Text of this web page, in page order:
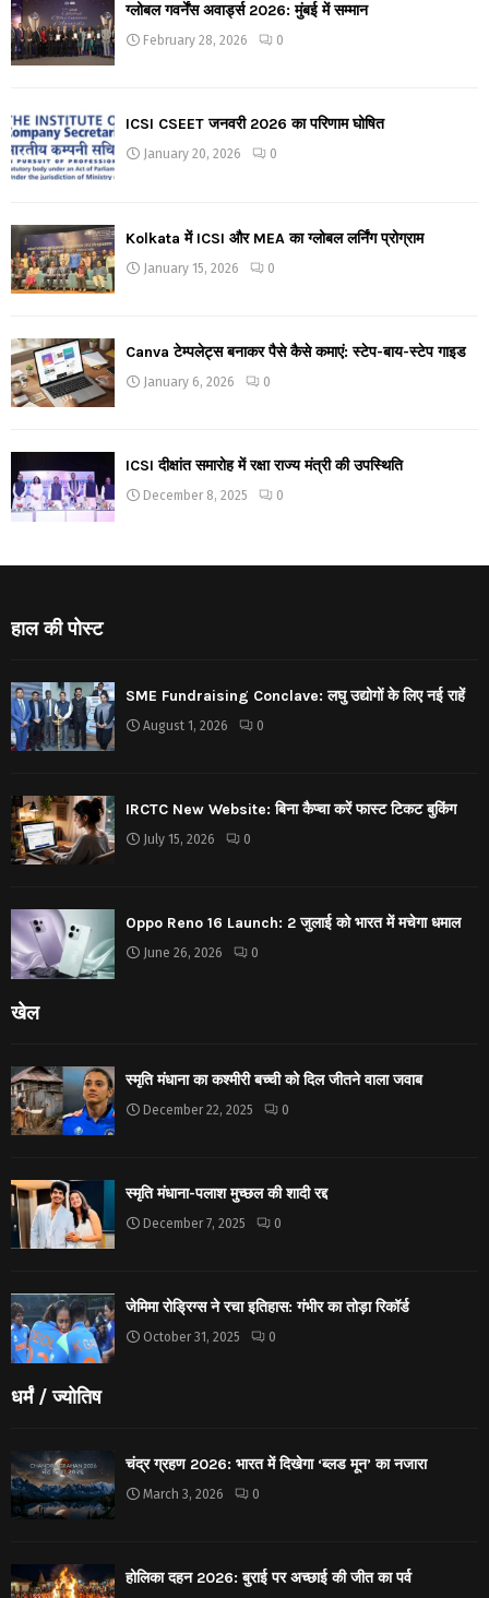
ग्लोबल गवर्नेंस अवार्ड्स 2026: मुंबई में सम्मान
February 28, 2026 0
ICSI CSEET जनवरी 2026 का परिणाम घोषित
January 20, 2026 0
Kolkata में ICSI और MEA का ग्लोबल लर्निंग प्रोग्राम
January 15, 2026 0
Canva टेम्पलेट्स बनाकर पैसे कैसे कमाएं: स्टेप-बाय-स्टेप गाइड
January 6, 2026 0
ICSI दीक्षांत समारोह में रक्षा राज्य मंत्री की उपस्थिति
December 8, 2025 0
हाल की पोस्ट
SME Fundraising Conclave: लघु उद्योगों के लिए नई राहें
August 1, 2026 0
IRCTC New Website: बिना कैप्चा करें फास्ट टिकट बुकिंग
July 15, 2026 0
Oppo Reno 16 Launch: 2 जुलाई को भारत में मचेगा धमाल
June 26, 2026 0
खेल
स्मृति मंधाना का कश्मीरी बच्ची को दिल जीतने वाला जवाब
December 22, 2025 0
स्मृति मंधाना-पलाश मुच्छल की शादी रद्द
December 7, 2025 0
जेमिमा रोड्रिग्स ने रचा इतिहास: गंभीर का तोड़ा रिकॉर्ड
October 31, 2025 0
धर्मं / ज्योतिष
चंद्र ग्रहण 2026: भारत में दिखेगा ‘ब्लड मून’ का नजारा
March 3, 2026 0
होलिका दहन 2026: बुराई पर अच्छाई की जीत का पर्व